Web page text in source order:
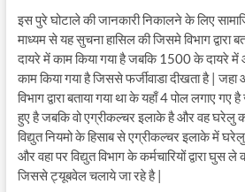
इस पुरे घोटाले की जानकारी निकालने के लिए
माध्यम से यह सुचना हासिल की जिसमे विभाग द्वारा
दायरे में काम किया गया है जबकि 1500 के दायरे में
काम किया गया है जिससे फर्जीवाडा दीखता है |
विभाग द्वारा बताया गया था के यहाँ 4 पोल लगाए
हुए है जबकि वो एग्रीकल्चर इलाके है और वह घरेलु
विद्युत नियमो के हिसाब से एग्रीकल्चर इलाके में
और वहा पर विद्युत विभाग के कर्मचारियों द्वारा
जिससे ट्यूबवेल चलाये जा रहे है |